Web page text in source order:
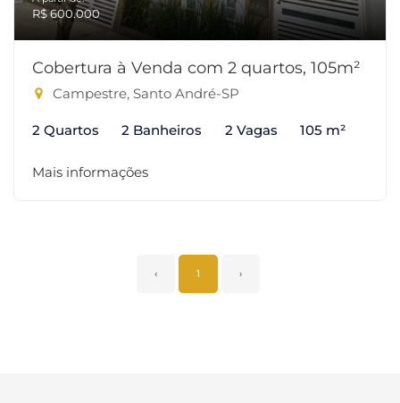
R$ 600.000
Cobertura à Venda com 2 quartos, 105m²
Campestre, Santo André-SP
2 Quartos 2 Banheiros 2 Vagas 105 m²
Mais informações
‹ 1 ›